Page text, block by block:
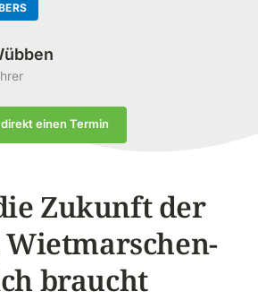
einen Termin
Zukunft der
braucht